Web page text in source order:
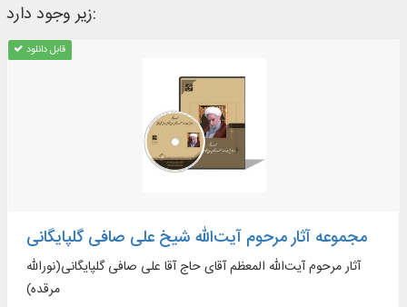
زیر وجود دارد:
قابل دانلود
مجموعه آثار مرحوم آیت‌الله شیخ علی صافی گلپایگانی
آثار مرحوم آیت‌الله المعظم آقای حاج آقا علی صافی گلپایگانی(نورالله
مرقده)